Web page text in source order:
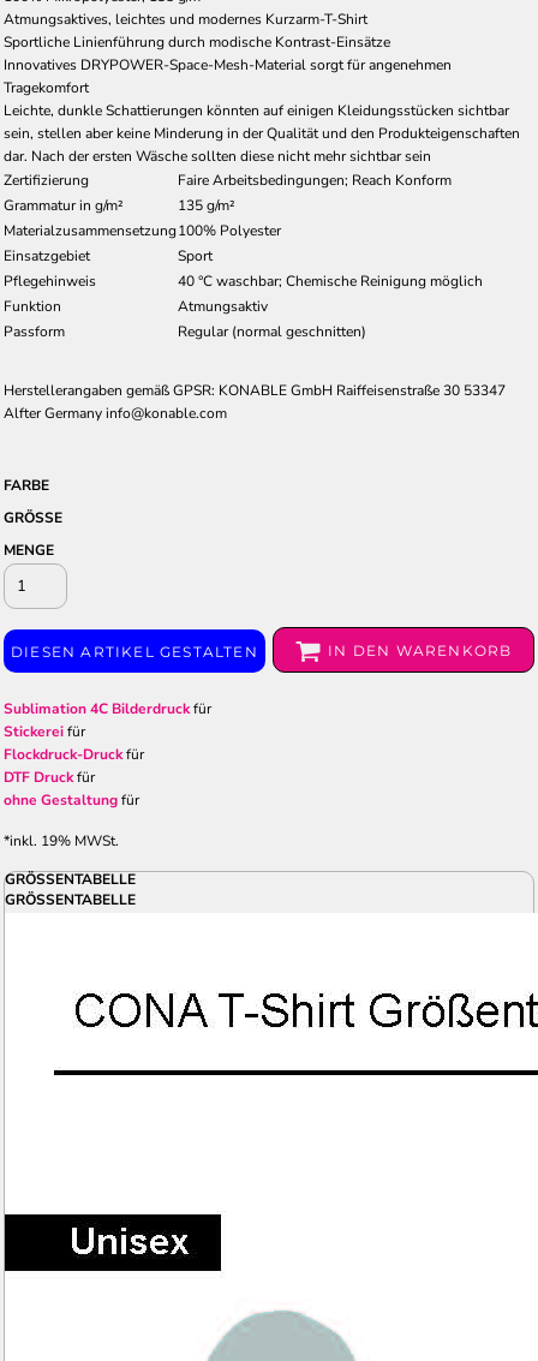
Atmungsaktives, leichtes und modernes Kurzarm-T-Shirt
Sportliche Linienführung durch modische Kontrast-Einsätze
Innovatives DRYPOWER-Space-Mesh-Material sorgt für angenehmen
Tragekomfort
Leichte, dunkle Schattierungen könnten auf einigen Kleidungsstücken sichtbar
sein, stellen aber keine Minderung in der Qualität und den Produkteigenschaften
dar. Nach der ersten Wäsche sollten diese nicht mehr sichtbar sein
Zertifizierung
Faire Arbeitsbedingungen; Reach Konform
Grammatur in g/m²
135 g/m²
Materialzusammensetzung100% Polyester
Einsatzgebiet
Sport
Pflegehinweis
40 °C waschbar; Chemische Reinigung möglich
Funktion
Atmungsaktiv
Passform
Regular (normal geschnitten)
Herstellerangaben gemäß GPSR: KONABLE GmbH Raiffeisenstraße 30 53347
Alfter Germany info@konable.com
FARBE
GRÖSSE
MENGE
DIESEN ARTIKEL GESTALTEN IN DEN WARENKORB
Sublimation 4C Bilderdruckfür
Stickereifür
Flockdruck-Druckfür
DTF Druckfür
ohne Gestaltungfür
*inkl. 19% MWSt.
GRÖSSENTABELLE
GRÖSSENTABELLE